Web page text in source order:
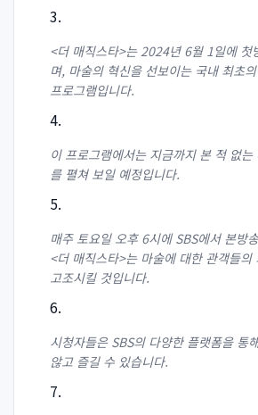
<더 매직스타>는 2024년 6월 1일에 첫
며, 마술의 혁신을 선보이는 국내 최초
프로그램입니다.
이 프로그램에서는 지금까지 본 적 없
를 펼쳐 보일 예정입니다.
매주 토요일 오후 6시에 SBS에서 본방
<더 매직스타>는 마술에 대한 관객들의
고조시킬 것입니다.
시청자들은 SBS의 다양한 플랫폼을 통
않고 즐길 수 있습니다.